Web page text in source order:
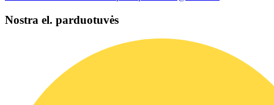
Nostra el. parduotuvės